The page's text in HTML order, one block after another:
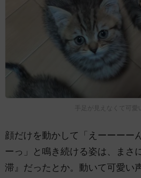
手足が見えなくて可愛い
顔だけを動かして「えーーーー
ーっ」と鳴き続ける姿は、まさ
滞』だったとか。動いて可愛い